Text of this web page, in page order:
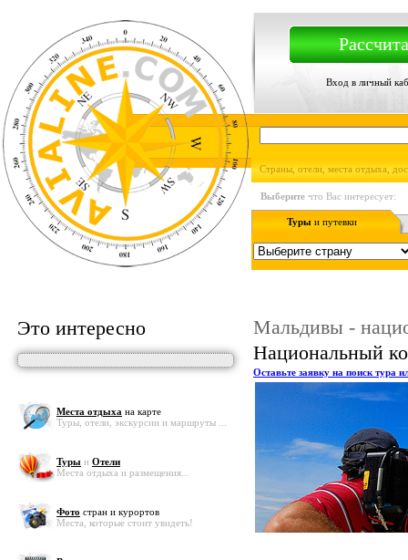
Вход в личный
Страны, отели, места отдыха,
Выберите что Вас интересует:
Туры и путевки
Это интересно
Места отдыха на карте
Туры, отели, экскурсии и маршруты ...
Туры и Отели
Места отдыха и размещения...
Фото стран и курортов
Места, которые стоит увидеть!
Мальдивы -
Национальный
Оставьте заявку на поиск тура